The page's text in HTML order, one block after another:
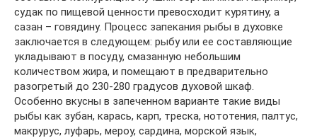
судак по пищевой ценности превосходит курятину, а
сазан – говядину. Процесс запекания рыбы в духовке
заключается в следующем: рыбу или ее составляющие
укладывают в посуду, смазанную небольшим
количеством жира, и помещают в предварительно
разогретый до 230-280 градусов духовой шкаф.
Особенно вкусны в запеченном варианте такие виды
рыбы как зубан, карась, карп, треска, нототения, палтус,
макрурус, луфарь, мероу, сардина, морской язык,